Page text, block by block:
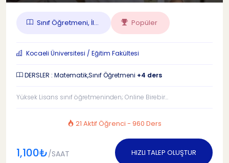
Sınıf Öğretmeni, İl... Popüler
Kocaeli Üniversitesi / Eğitim Fakültesi
DERSLER : Matematik,Sınıf Öğretmeni +4 ders
Yüksek Lisans sınıf öğretmeninden; Online Birebir...
21 Aktif Öğrenci - 960 Ders
1,100₺/SAAT HIZLI TALEP OLUŞTUR